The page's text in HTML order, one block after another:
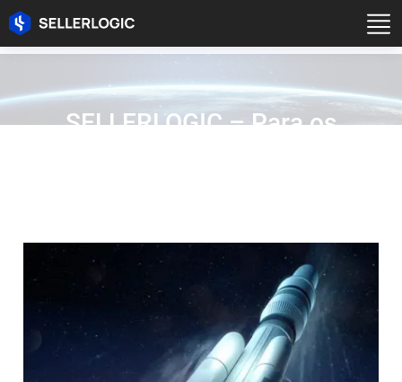
SELLERLOGIC – Para os